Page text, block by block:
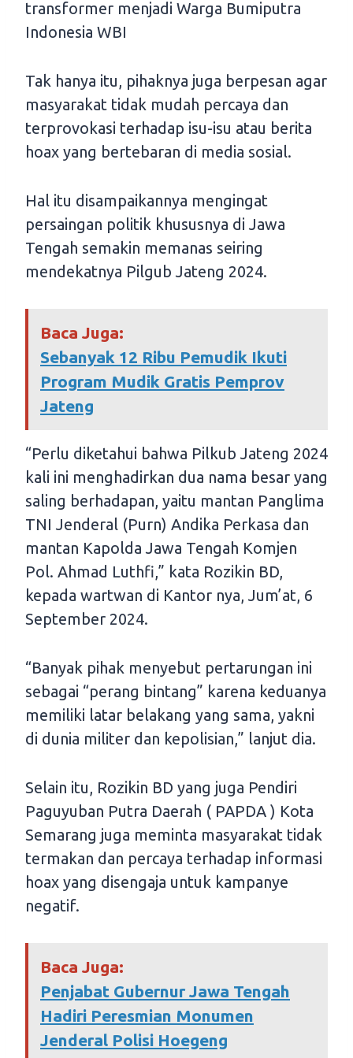
transformer menjadi Warga Bumiputra
Indonesia WBI
Tak hanya itu, pihaknya juga berpesan agar
masyarakat tidak mudah percaya dan
terprovokasi terhadap isu-isu atau berita
hoax yang bertebaran di media sosial.
Hal itu disampaikannya mengingat
persaingan politik khususnya di Jawa
Tengah semakin memanas seiring
mendekatnya Pilgub Jateng 2024.
Baca Juga:
Sebanyak 12 Ribu Pemudik Ikuti
Program Mudik Gratis Pemprov
Jateng
“Perlu diketahui bahwa Pilkub Jateng 2024
kali ini menghadirkan dua nama besar yang
saling berhadapan, yaitu mantan Panglima
TNI Jenderal (Purn) Andika Perkasa dan
mantan Kapolda Jawa Tengah Komjen
Pol. Ahmad Luthfi,” kata Rozikin BD,
kepada wartwan di Kantor nya, Jum’at, 6
September 2024.
“Banyak pihak menyebut pertarungan ini
sebagai “perang bintang” karena keduanya
memiliki latar belakang yang sama, yakni
di dunia militer dan kepolisian,” lanjut dia.
Selain itu, Rozikin BD yang juga Pendiri
Paguyuban Putra Daerah ( PAPDA ) Kota
Semarang juga meminta masyarakat tidak
termakan dan percaya terhadap informasi
hoax yang disengaja untuk kampanye
negatif.
Baca Juga:
Penjabat Gubernur Jawa Tengah
Hadiri Peresmian Monumen
Jenderal Polisi Hoegeng